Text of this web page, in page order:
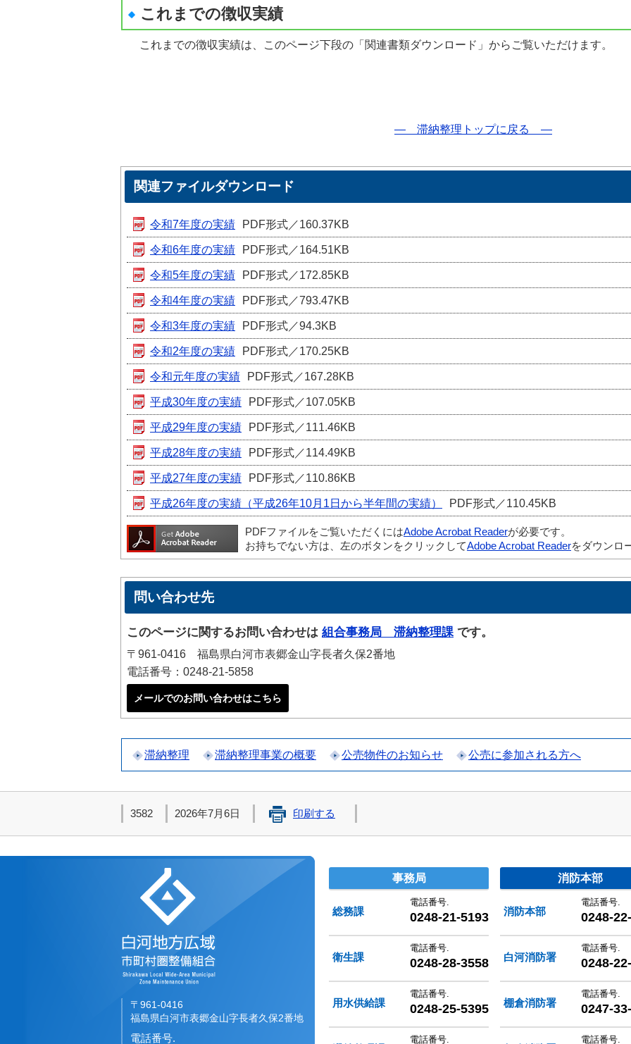
これまでの徴収実績
これまでの徴収実績は、このページ下段の「関連書類ダウンロード」からご覧いただけます。
― 滞納整理トップに戻る ―
関連ファイルダウンロード
令和7年度の実績 PDF形式／160.37KB
令和6年度の実績 PDF形式／164.51KB
令和5年度の実績 PDF形式／172.85KB
令和4年度の実績 PDF形式／793.47KB
令和3年度の実績 PDF形式／94.3KB
令和2年度の実績 PDF形式／170.25KB
令和元年度の実績 PDF形式／167.28KB
平成30年度の実績 PDF形式／107.05KB
平成29年度の実績 PDF形式／111.46KB
平成28年度の実績 PDF形式／114.49KB
平成27年度の実績 PDF形式／110.86KB
平成26年度の実績（平成26年10月1日から半年間の実績） PDF形式／110.45KB
PDFファイルをご覧いただくにはAdobe Acrobat Readerが必要です。
お持ちでない方は、左のボタンをクリックしてAdobe Acrobat Readerをダウンロ
問い合わせ先
このページに関するお問い合わせは 組合事務局 滞納整理課 です。
〒961-0416 福島県白河市表郷金山字長者久保2番地
電話番号：0248-21-5858
メールでのお問い合わせはこちら
滞納整理 滞納整理事業の概要 公売物件のお知らせ 公売に参加される方へ
3582 2026年7月6日 印刷する
白河地方広域市町村圏整備組合
〒961-0416
福島県白河市表郷金山字長者久保2番地
電話番号.
事務局
総務課
電話番号.
0248-21-5193
衛生課
電話番号.
0248-28-3558
用水供給課
電話番号.
0248-25-5395
電話番号.
消防本部
消防本部
電話番号.
0248-
白河消防署
電話番号.
0248-
棚倉消防署
電話番号.
0247-
電話番号.